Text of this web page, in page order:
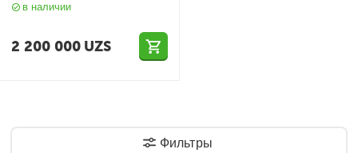
в наличии
2 200 000 UZS
Фильтры